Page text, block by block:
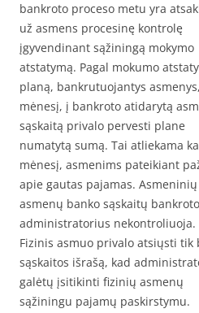
bankroto proceso metu yra
už asmens procesinę kontrolę
įgyvendinant sąžiningą mokymo
atstatymą. Pagal mokumo
planą, bankrutuojantys
mėnesį, į bankroto atidarytą
sąskaitą privalo pervesti plane
numatytą sumą. Tai atliekama
mėnesį, asmenims pateikiant
apie gautas pajamas. Asmeninių
asmenų banko sąskaitų bankroto
administratorius nekontroliuoja.
Fizinis asmuo privalo atsiųsti tik
sąskaitos išrašą, kad
galėtų įsitikinti fizinių asmenų
sąžiningu pajamų paskirstymu.